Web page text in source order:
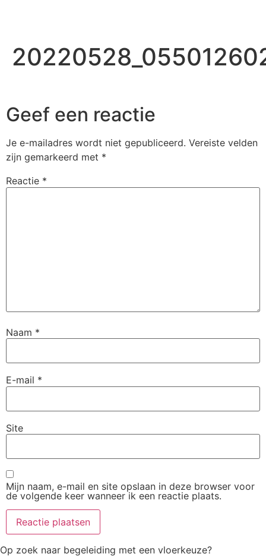
Geef een reactie
Je e-mailadres wordt niet gepubliceerd. Vereiste velden
zijn gemarkeerd met *
Reactie *
Naam *
E-mail *
Site
Mijn naam, e-mail en site opslaan in deze browser voor
de volgende keer wanneer ik een reactie plaats.
Op zoek naar begeleiding met een vloerkeuze?